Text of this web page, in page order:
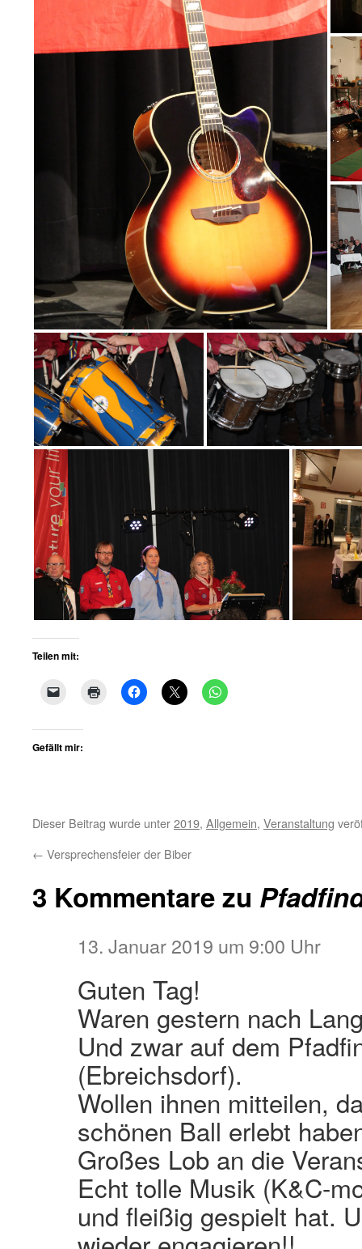
Teilen mit:
Gefällt mir:
Dieser Beitrag wurde unter2019, Allgemein, Veranstaltung
← Versprechensfeier der Biber
3 Kommentare zu
13. Januar 2019 um 9:00 Uhr
Guten Tag!
Waren gestern nach
Und zwar auf dem
(Ebreichsdorf).
Wollen ihnen mitteilen,
schönen Ball erlebt
Großes Lob an die
Echt tolle Musik (K&C-
und fleißig gespielt hat.